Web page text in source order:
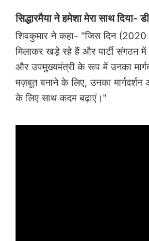
सिद्धारमैया ने हमेशा मेरा साथ दिया-
शिवकुमार ने कहा- "जिस दिन
मिलाकर खड़े रहे हैं और पार्टी संगठन
और उपमुख्यमंत्री के रूप में उनका
मज़बूत बनाने के लिए, उनका
के लिए साथ कदम बढ़ाएं।"